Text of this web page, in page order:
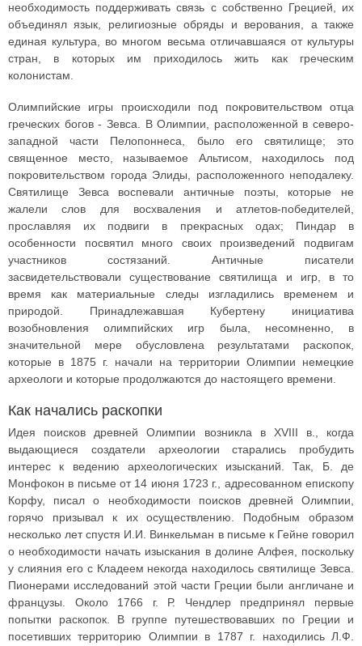
необходимость поддерживать связь с собственно Грецией, их
объединял язык, религиозные обряды и верования, а также
единая культура, во многом весьма отличавшаяся от культуры
стран, в которых им приходилось жить как греческим
колонистам.
Олимпийские игры происходили под покровительством отца
греческих богов - Зевса. В Олимпии, расположенной в северо-
западной части Пелопоннеса, было его святилище; это
священное место, называемое Альтисом, находилось под
покровительством города Элиды, расположенного неподалеку.
Святилище Зевса воспевали античные поэты, которые не
жалели слов для восхваления и атлетов-победителей,
прославляя их подвиги в прекрасных одах; Пиндар в
особенности посвятил много своих произведений подвигам
участников состязаний. Античные писатели
засвидетельствовали существование святилища и игр, в то
время как материальные следы изгладились временем и
природой. Принадлежавшая Кубертену инициатива
возобновления олимпийских игр была, несомненно, в
значительной мере обусловлена результатами раскопок,
которые в 1875 г. начали на территории Олимпии немецкие
археологи и которые продолжаются до настоящего времени.
Как начались раскопки
Идея поисков древней Олимпии возникла в XVIII в., когда
выдающиеся создатели археологии старались пробудить
интерес к ведению археологических изысканий. Так, Б. де
Монфокон в письме от 14 июня 1723 г., адресованном епископу
Корфу, писал о необходимости поисков древней Олимпии,
горячо призывал к их осуществлению. Подобным образом
несколько лет спустя И.И. Винкельман в письме к Гейне говорил
о необходимости начать изыскания в долине Алфея, поскольку
у слияния его с Кладеем некогда находилось святилище Зевса.
Пионерами исследований этой части Греции были англичане и
французы. Около 1766 г. Р. Чендлер предпринял первые
попытки раскопок. В группе путешествовавших по Греции и
посетивших территорию Олимпии в 1787 г. находились Л.Ф.